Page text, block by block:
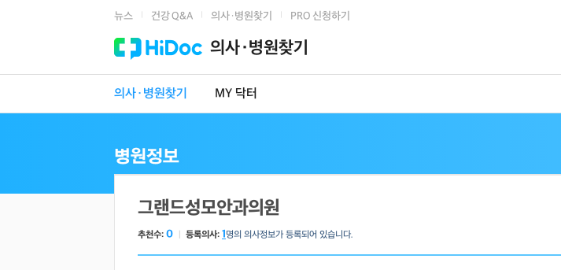
뉴스 건강 Q&A 의사·병원찾기 PRO 신청하기
의사·병원찾기
의사·병원찾기 MY 닥터
그랜드성모안과의원
추천수: 0 등록의사: 1명의 의사정보가 등록되어 있습니다.